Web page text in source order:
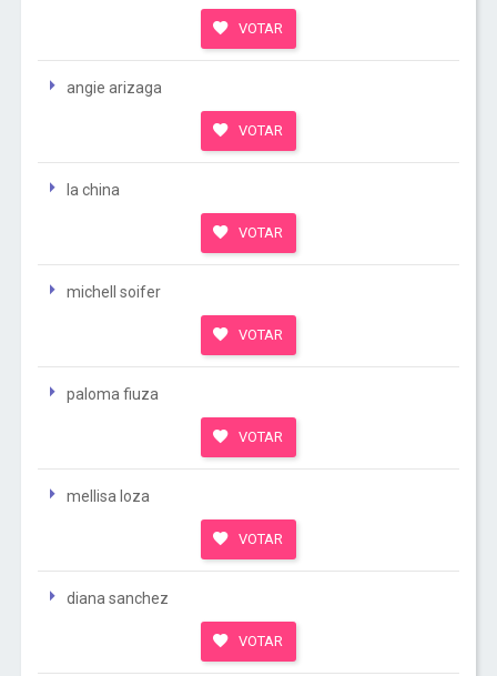
VOTAR
angie arizaga
VOTAR
la china
VOTAR
michell soifer
VOTAR
paloma fiuza
VOTAR
mellisa loza
VOTAR
diana sanchez
VOTAR